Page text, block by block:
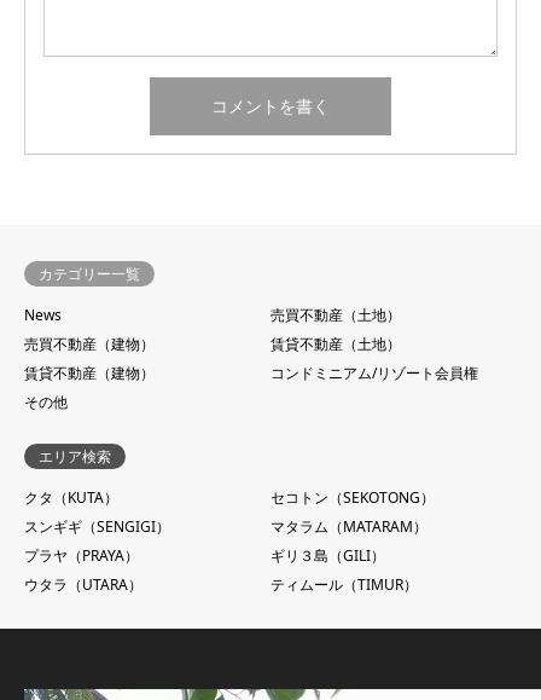
カテゴリー一覧
News
売買不動産（土地）
売買不動産（建物）
賃貸不動産（土地）
賃貸不動産（建物）
コンドミニアム/リゾート会員権
その他
エリア検索
クタ（KUTA）
セコトン（SEKOTONG）
スンギギ（SENGIGI）
マタラム（MATARAM）
プラヤ（PRAYA）
ギリ３島（GILI）
ウタラ（UTARA）
ティムール（TIMUR）